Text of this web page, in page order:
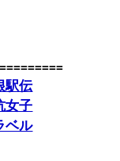
駅伝
女子
ベル